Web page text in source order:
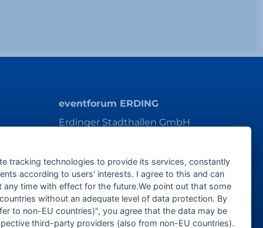
eventforum ERDING
Erdinger Stadthallen GmbH
85435 Erding
ticket@eventforum-erding.de
veranstaltung@eventforum-erding.de
tracking technologies to provide its services, constantly
according to users' interests. I agree to this and can
any time with effect for the future.We point out that some
without an adequate level of data protection. By
to non-EU countries)", you agree that the data may be
third-party providers (also from non-EU countries).